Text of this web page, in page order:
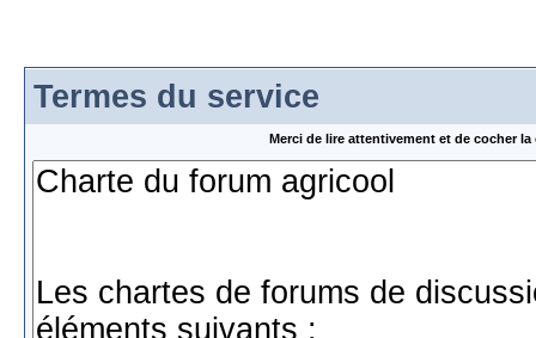
Termes du service
Merci de lire attentivement et de cocher